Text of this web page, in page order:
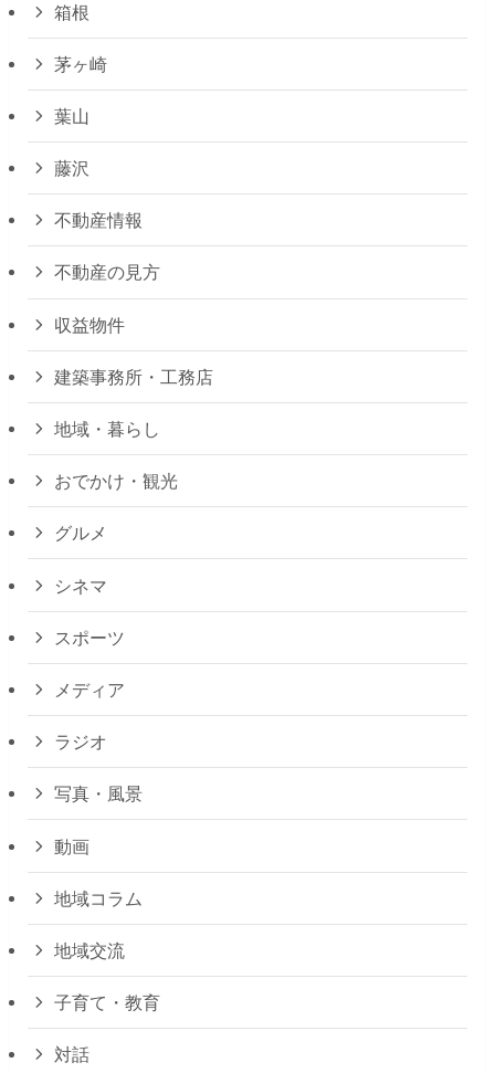
箱根
茅ヶ崎
葉山
藤沢
不動産情報
不動産の見方
収益物件
建築事務所・工務店
地域・暮らし
おでかけ・観光
グルメ
シネマ
スポーツ
メディア
ラジオ
写真・風景
動画
地域コラム
地域交流
子育て・教育
対話